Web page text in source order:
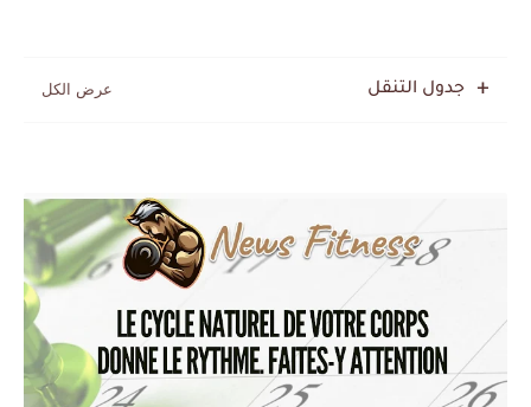
جدول التنقل